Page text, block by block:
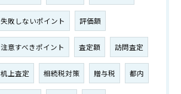
失敗しないポイント 評価額
注意すべきポイント 査定額 訪問査定
机上査定 相続税対策 贈与税 都内